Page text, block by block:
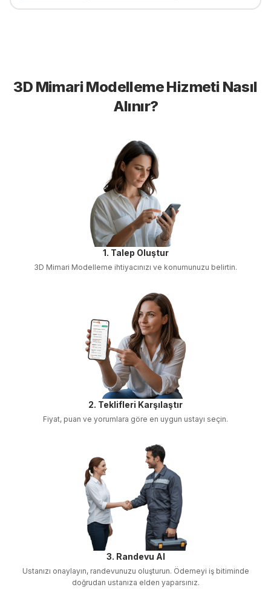
3D Mimari ModellemeHizmeti Nasıl
Alınır?
1. Talep Oluştur
3D Mimari Modelleme ihtiyacınızı ve konumunuzu belirtin.
2. Teklifleri Karşılaştır
Fiyat, puan ve yorumlara göre en uygun ustayı seçin.
3. Randevu Al
Ustanızı onaylayın, randevunuzu oluşturun. Ödemeyi iş bitiminde
doğrudan ustanıza elden yaparsınız.